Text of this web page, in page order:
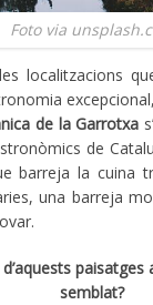
Foto via
localitzacions
de la Garrotxa
de
barreja la cuina
una barreja
paisatges
semblat?